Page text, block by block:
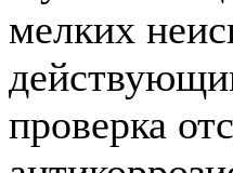
мелких
проверка